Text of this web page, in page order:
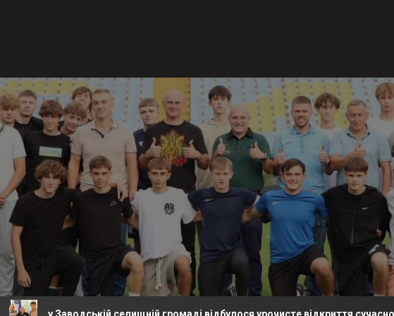
у Заводській селищній громаді відбулося урочисте відкриття сучасного